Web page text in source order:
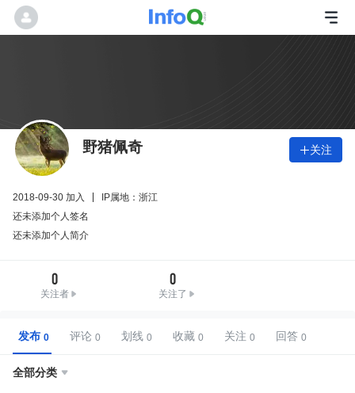
野猪佩奇 关注
2018-09-30 加入
IP属地：浙江
还未添加个人签名
还未添加个人简介
0
关注者
0
关注了
发布 评论 划线 收藏 关注 回答
全部分类 